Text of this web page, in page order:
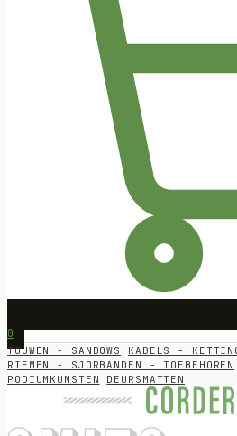
0
TOUWEN - SANDOWS KABELS -
RIEMEN - SJORBANDEN - TOEBEHOREN
PODIUMKUNSTEN
DEURSMATTEN